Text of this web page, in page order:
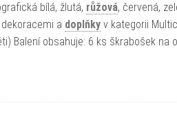
bílá, žlutá, růžová, červená,
a doplňky v kategorii
Balení obsahuje: 6 ks škrabošek na